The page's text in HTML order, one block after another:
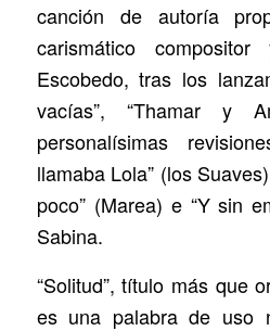
canción de autoría
carismático
Escobedo, tras los
vacías”, “Thamar y
personalísimas
llamaba Lola” (los
poco” (Marea) e “Y sin
Sabina.
“Solitud”, título más que
es una palabra de uso